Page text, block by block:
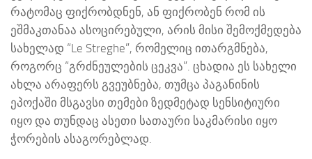
რატომაც ფიქრობდნენ, ან ფიქრობენ რომ ის
ეშმაკთანაა ასოცირებული, არის მისი შემოქმედება
სახელად “Le Streghe”, რომელიც ითარგმნება,
როგორც “გრძნეულების ცეკვა”. ცხადია ეს სახელი
ახლა არაფერს გვეუბნება, თუმცა პაგანინის
ეპოქაში მსგავსი თემები ზედმეტად სენსიტიური
იყო და თუნდაც ასეთი სათაური საკმარისი იყო
ჭორების ასაგორებლად.